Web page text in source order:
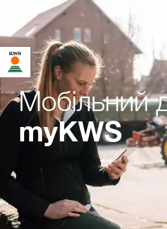
Мобільний
myKWS